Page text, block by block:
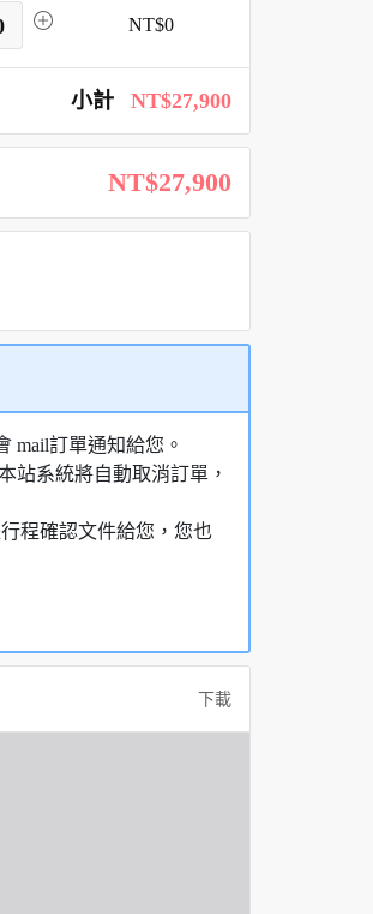
NT$0
小計 NT$27,900
NT$27,900
mail訂單通知給您。
站系統將自動取消訂單，
程確認文件給您，您也
下載